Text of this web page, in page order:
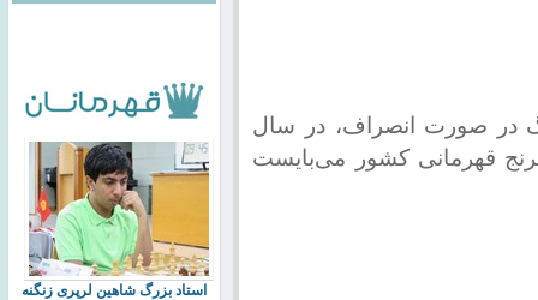
در صورت انصراف، در سال
قهرمانی کشور می‌بایست
استاد بزرگ شاهین لرپری زنگنه